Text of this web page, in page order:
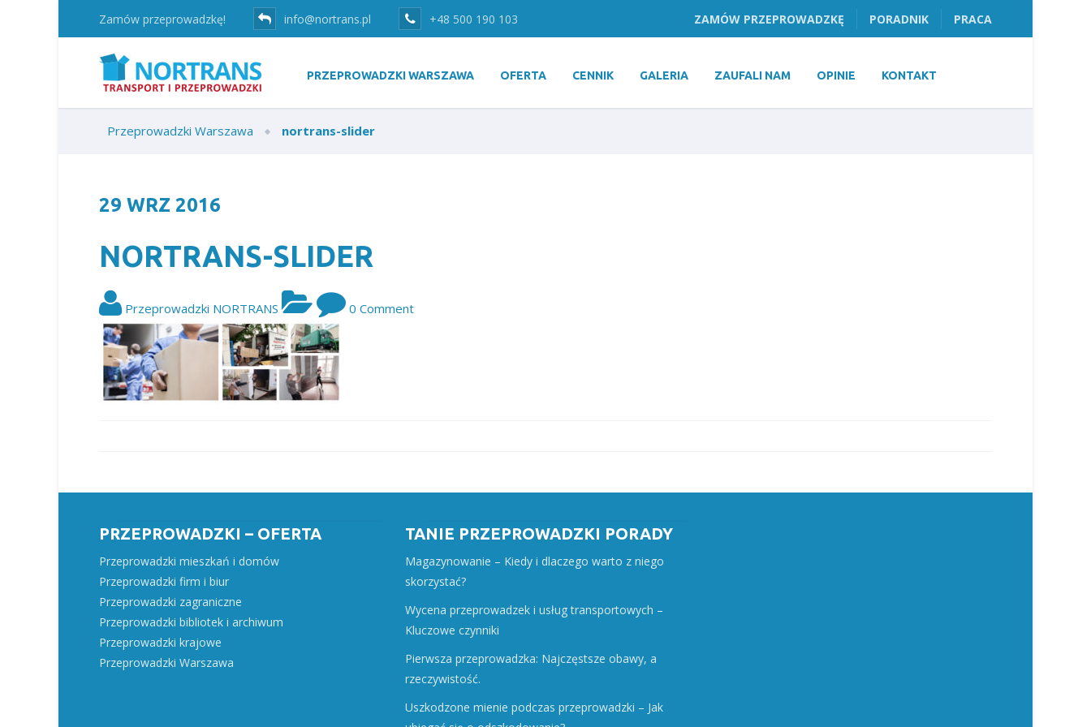
Zamów przeprowadzkę! info@nortrans.pl +48 500 190 103 ZAMÓW PRZEPROWADZKĘ PORADNIK PRACA
PRZEPROWADZKI WARSZAWA OFERTA CENNIK GALERIA ZAUFALI NAM OPINIE KONTAKT
Przeprowadzki Warszawa nortrans-slider
29 WRZ 2016
NORTRANS-SLIDER
Przeprowadzki NORTRANS 0 Comment
PRZEPROWADZKI – OFERTA
Przeprowadzki mieszkań i domów
Przeprowadzki firm i biur
Przeprowadzki zagraniczne
Przeprowadzki bibliotek i archiwum
Przeprowadzki krajowe
Przeprowadzki Warszawa
TANIE PRZEPROWADZKI PORADY
Magazynowanie – Kiedy i dlaczego warto z niego
skorzystać?
Wycena przeprowadzek i usług transportowych –
Kluczowe czynniki
Pierwsza przeprowadzka: Najczęstsze obawy, a
rzeczywistość.
Uszkodzone mienie podczas przeprowadzki – Jak